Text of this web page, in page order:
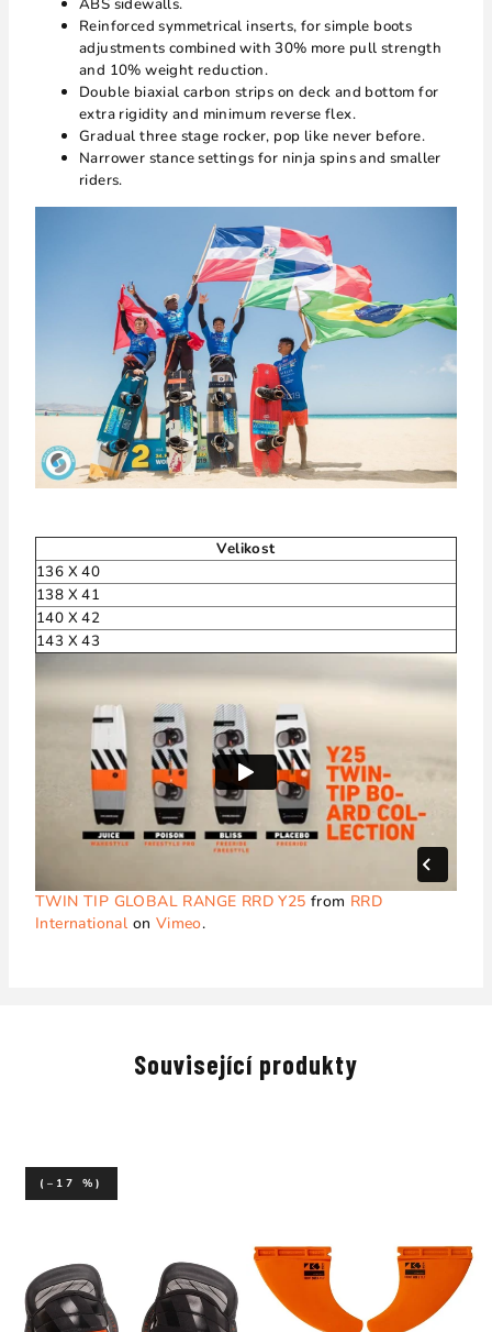
ABS sidewalls.
Reinforced symmetrical inserts, for simple boots
adjustments combined with 30% more pull strength
and 10% weight reduction.
Double biaxial carbon strips on deck and bottom for
extra rigidity and minimum reverse flex.
Gradual three stage rocker, pop like never before.
Narrower stance settings for ninja spins and smaller
riders.
Velikost
136 X 40
138 X 41
140 X 42
143 X 43
TWIN TIP GLOBAL RANGE RRD Y25 from RRD
International on Vimeo.
Související produkty
(–17 %)